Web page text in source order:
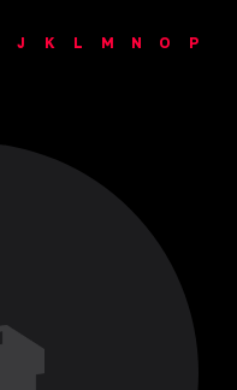
J K L M N O
P